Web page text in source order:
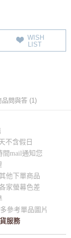
WISH
LIST
品問與答 (1)
不含假日
間mail通知您
他下單商品
家螢幕色差
參考單品圖片
服務